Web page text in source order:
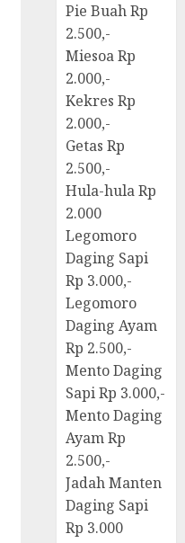
Pie Buah Rp
2.500,-
Miesoa Rp
2.000,-
Kekres Rp
2.000,-
Getas Rp
2.500,-
Hula-hula Rp
2.000
Legomoro
Daging Sapi
Rp 3.000,-
Legomoro
Daging Ayam
Rp 2.500,-
Mento Daging
Sapi Rp 3.000,-
Mento Daging
Ayam Rp
2.500,-
Jadah Manten
Daging Sapi
Rp 3.000